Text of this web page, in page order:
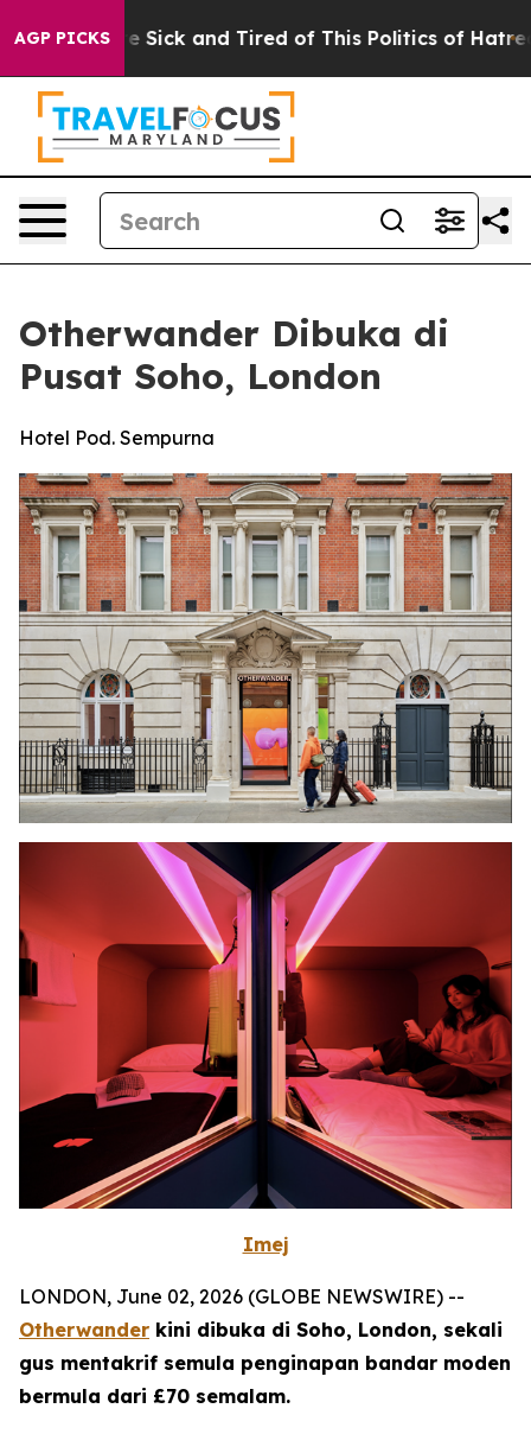
AGP PICKS
Are Sick and Tired of This Politics of Hatred” The
Otherwander Dibuka di
Pusat Soho, London
Hotel Pod. Sempurna
Imej
LONDON, June 02, 2026 (GLOBE NEWSWIRE) --
Otherwander kini dibuka di Soho, London, sekali
gus mentakrif semula penginapan bandar moden
bermula dari £70 semalam.